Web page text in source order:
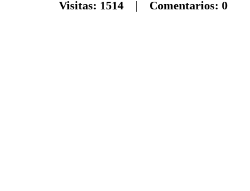
Visitas: 1514 | Comentarios: 0